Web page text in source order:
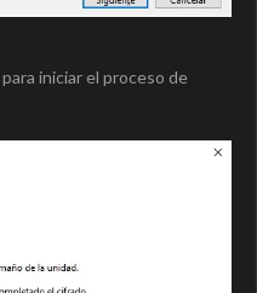
para iniciar el proceso de